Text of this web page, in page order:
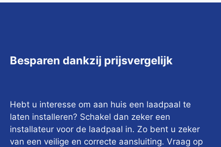
Besparen dankzij prijsvergelijk
Hebt u interesse om aan huis een laadpaal te
laten installeren? Schakel dan zeker een
installateur voor de laadpaal in. Zo bent u zeker
van een veilige en correcte aansluiting. Vraag op